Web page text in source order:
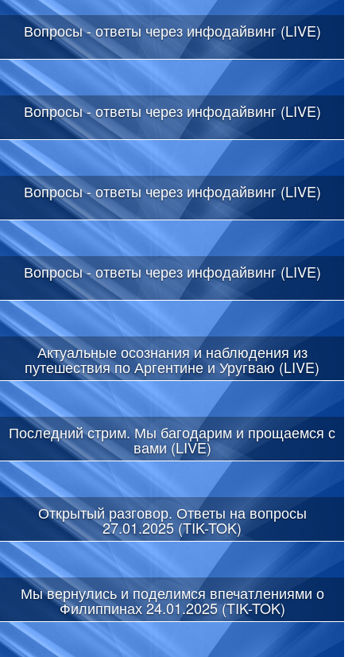
Вопросы - ответы через инфодайвинг (LIVE)
Вопросы - ответы через инфодайвинг (LIVE)
Вопросы - ответы через инфодайвинг (LIVE)
Вопросы - ответы через инфодайвинг (LIVE)
Актуальные осознания и наблюдения из
путешествия по Аргентине и Уругваю (LIVE)
Последний стрим. Мы багодарим и прощаемся с
вами (LIVE)
Открытый разговор. Ответы на вопросы
27.01.2025 (TIK-TOK)
Мы вернулись и поделимся впечатлениями о
Филиппинах 24.01.2025 (TIK-TOK)